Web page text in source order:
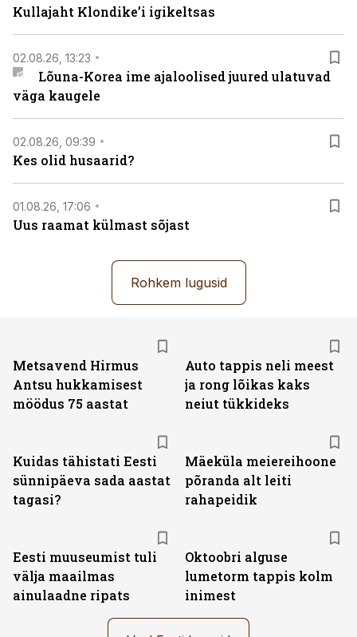
Kullajaht Klondike’i igikeltsas
02.08.26, 13:23
Lõuna-Korea ime ajaloolised juured ulatuvad
väga kaugele
02.08.26, 09:39
Kes olid husaarid?
01.08.26, 17:06
Uus raamat külmast sõjast
Rohkem lugusid
Metsavend Hirmus
Antsu hukkamisest
möödus 75 aastat
Auto tappis neli meest
ja rong lõikas kaks
neiut tükkideks
Kuidas tähistati Eesti
sünnipäeva sada aastat
tagasi?
Mäeküla meiereihoone
põranda alt leiti
rahapeidik
Eesti muuseumist tuli
välja maailmas
ainulaadne ripats
Oktoobri alguse
lumetorm tappis kolm
inimest